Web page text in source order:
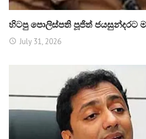
හිටපු පොලිස්පති පූජිත් ජයසුන්දරට
July 31, 2026